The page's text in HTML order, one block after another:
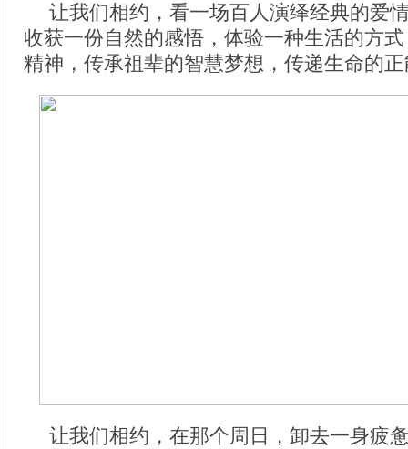
让我们相约，看一场百人演绎经典的爱
收获一份自然的感悟，体验一种生活的方
精神，传承祖辈的智慧梦想，传递生命的
让我们相约，在那个周日，卸去一身疲